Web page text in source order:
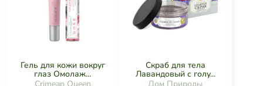
Гель для кожи вокруг
глаз Омолаж...
Скраб для тела
Лавандовый с голу...